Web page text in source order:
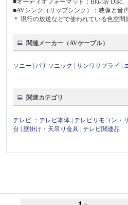
■オーディオフォーマット：Blu-ray Disc
■AVシンク（リップシンク）：映像と音
＊ 現行の放送などで使われている色空
関連メーカー（AVケーブル）
ソニー |パナソニック |サンワサプライ
関連カテゴリ
テレビ ： テレビ本体 テレビリモコン・
台 |壁掛け・天吊り金具 テレビ関連品